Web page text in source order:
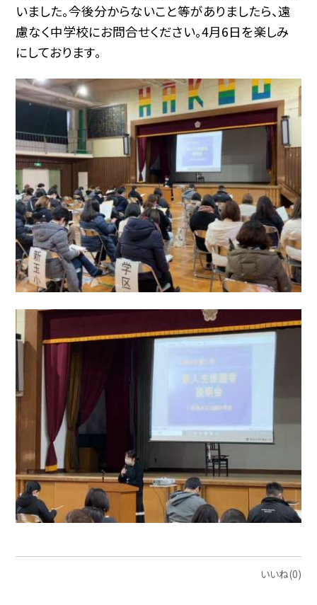
いました。今後分からないこと等がありましたら、遠
慮なく中学校にお問合せください。4月6日を楽しみ
にしております。
いいね(0)